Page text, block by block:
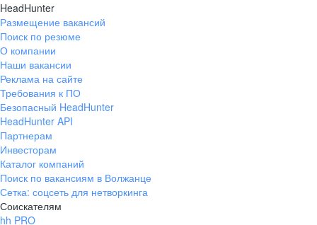
HeadHunter
Размещение вакансий
Поиск по резюме
О компании
Наши вакансии
Реклама на сайте
Требования к ПО
Безопасный HeadHunter
HeadHunter API
Партнерам
Инвесторам
Каталог компаний
Поиск по вакансиям в Волжанце
Сетка: соцсеть для нетворкинга
Соискателям
hh PRO